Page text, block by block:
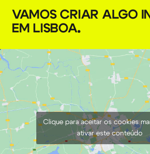
VAMOS CRIAR ALGO
EM LISBOA.
Clique para aceitar os cookies
ativar este conteúdo